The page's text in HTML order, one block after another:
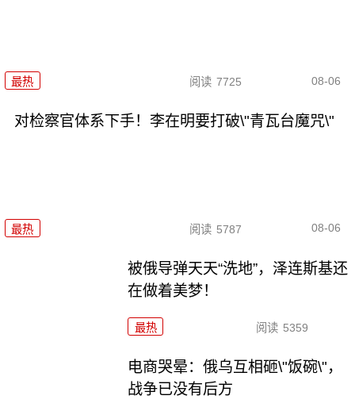
最热 阅读 7725 08-06
对检察官体系下手！李在明要打破\"青瓦台魔咒\"
最热 阅读 5787 08-06
被俄导弹天天“洗地”，泽连斯基还
在做着美梦！
最热 阅读 5359
电商哭晕：俄乌互相砸\"饭碗\"，
战争已没有后方